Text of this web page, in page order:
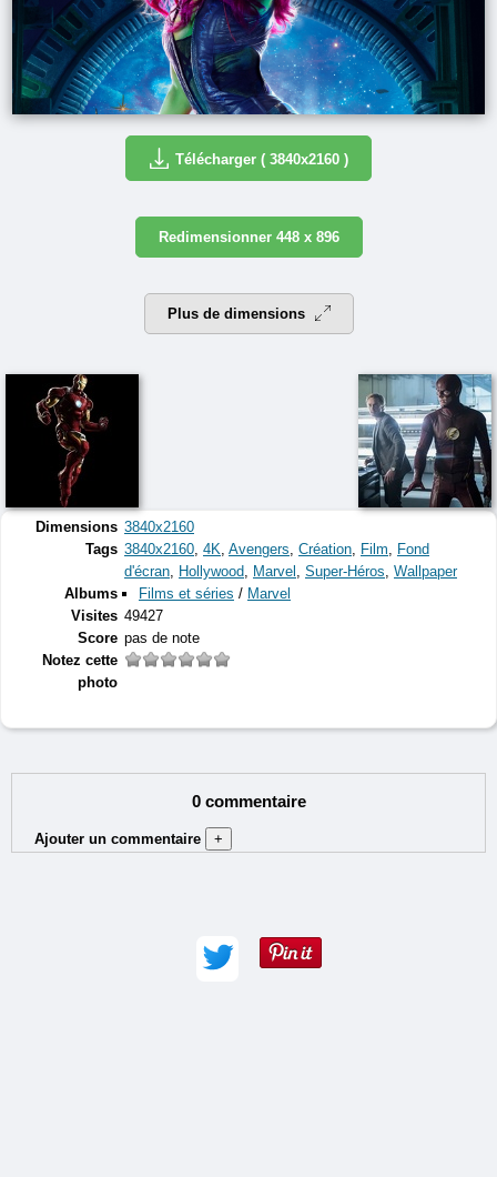
Télécharger ( 3840x2160 )
Redimensionner 448 x 896
Plus de dimensions
Dimensions 3840x2160
Tags 3840x2160, 4K, Avengers, Création, Film, Fond
d'écran, Hollywood, Marvel , Super-Héros, Wallpaper
Albums
Films et séries / Marvel
Visites 49427
Score pas de note
Notez cette
photo
0 commentaire
Ajouter un commentaire
+